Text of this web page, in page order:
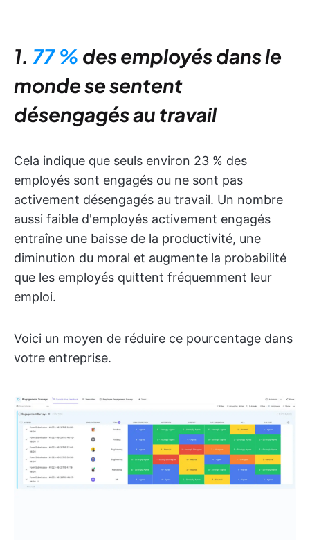
1. 77 % des employés dans le
monde se sentent
désengagés au travail
Cela indique que seuls environ 23 % des
employés sont engagés ou ne sont pas
activement désengagés au travail. Un nombre
aussi faible d'employés activement engagés
entraîne une baisse de la productivité, une
diminution du moral et augmente la probabilité
que les employés quittent fréquemment leur
emploi.
Voici un moyen de réduire ce pourcentage dans
votre entreprise.